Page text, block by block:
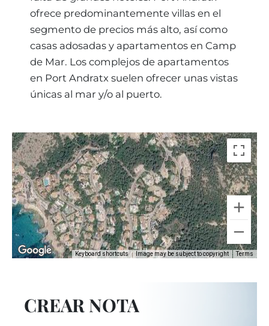
ofrece predominantemente villas en el
segmento de precios más alto, así como
casas adosadas y apartamentos en Camp
de Mar. Los complejos de apartamentos
en Port Andratx suelen ofrecer unas vistas
únicas al mar y/o al puerto.
Keyboard shortcuts Image may be subject to copyright Terms
CREAR NOTA